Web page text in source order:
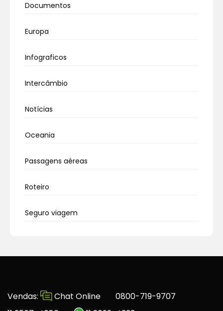
Documentos
Europa
Infograficos
Intercâmbio
Notícias
Oceania
Passagens aéreas
Roteiro
Seguro viagem
Vendas: Chat Online
0800-719-9707